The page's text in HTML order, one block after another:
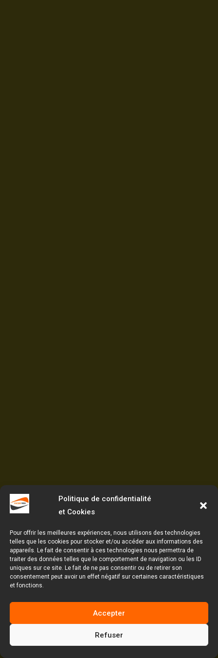
Politique de confidentialité
et Cookies
Pour offrir les meilleures expériences, nous utilisons des technologies
telles que les cookies pour stocker et/ou accéder aux informations des
appareils. Le fait de consentir à ces technologies nous permettra de
traiter des données telles que le comportement de navigation ou les ID
uniques sur ce site. Le fait de ne pas consentir ou de retirer son
consentement peut avoir un effet négatif sur certaines caractéristiques
et fonctions.
Accepter
Refuser